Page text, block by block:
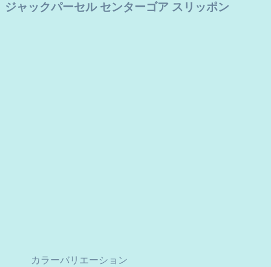
ジャックパーセル センターゴア スリッポン
カラーバリエーション